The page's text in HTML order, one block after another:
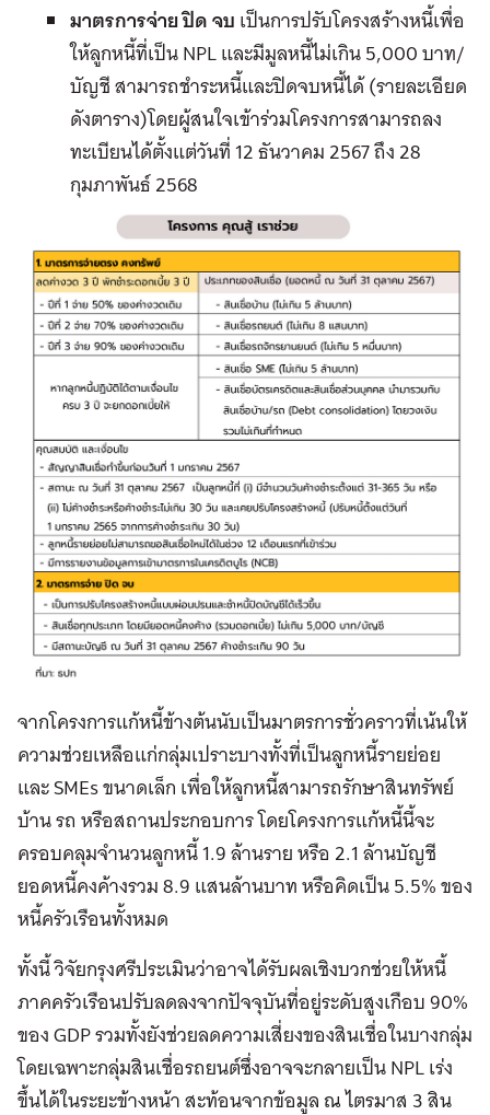
มาตรการจ่าย ปิด จบเป็นการปรับโครงสร้างหนี้เพื่อ
ให้ลูกหนี้ที่เป็น NPL และมีมูลหนี้ไม่เกิน 5,000 บาท/
บัญชี สามารถชำระหนี้และปิดจบหนี้ได้ (รายละเอียด
ดังตาราง)โดยผู้สนใจเข้าร่วมโครงการสามารถลง
ทะเบียนได้ตั้งแต่วันที่ 12 ธันวาคม 2567 ถึง 28
กุมภาพันธ์ 2568
จากโครงการแก้หนี้ข้างต้นนับเป็นมาตรการชั่วคราวที่เน้นให้
ความช่วยเหลือแก่กลุ่มเปราะบางทั้งที่เป็นลูกหนี้รายย่อย
และ SMEs ขนาดเล็ก เพื่อให้ลูกหนี้สามารถรักษาสินทรัพย์
บ้าน รถ หรือสถานประกอบการ โดยโครงการแก้หนี้นี้จะ
ครอบคลุมจำนวนลูกหนี้ 1.9 ล้านราย หรือ 2.1 ล้านบัญชี
ยอดหนี้คงค้างรวม 8.9 แสนล้านบาท หรือคิดเป็น 5.5% ของ
หนี้ครัวเรือนทั้งหมด
ทั้งนี้ วิจัยกรุงศรีประเมินว่าอาจได้รับผลเชิงบวกช่วยให้หนี้
ภาคครัวเรือนปรับลดลงจากปัจจุบันที่อยู่ระดับสูงเกือบ 90%
ของ GDP รวมทั้งยังช่วยลดความเสี่ยงของสินเชื่อในบางกลุ่ม
โดยเฉพาะกลุ่มสินเชื่อรถยนต์ซึ่งอาจจะกลายเป็น NPL เร่ง
ขึ้นได้ในระยะข้างหน้า สะท้อนจากข้อมูล ณ ไตรมาส 3 สิน